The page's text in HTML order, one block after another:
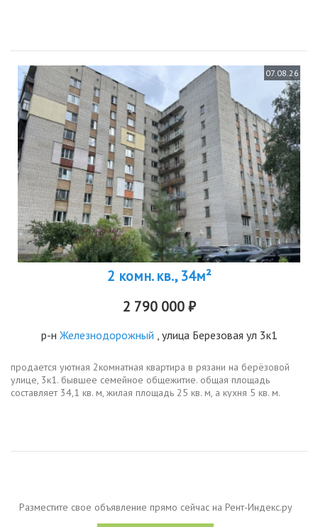
07.08.26
2 комн. кв., 34м²
2 790 000 ₽
р-н Железнодорожный , улица Березовая ул 3к1
продается уютная 2комнатная квартира в рязани на берёзовой
улице, 3к1. бывшее семейное общежитие. общая площадь
составляет 34,1 кв. м, жилая площадь 25 кв. м, а кухня 5 кв. м.
Разместите свое объявление прямо сейчас на Рент-Индекс.ру